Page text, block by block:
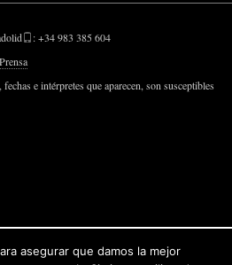
: +34 983 385 604
e intérpretes que aparecen, son susceptibles
asegurar que damos la mejor